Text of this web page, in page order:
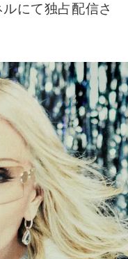
にて独占配信さ